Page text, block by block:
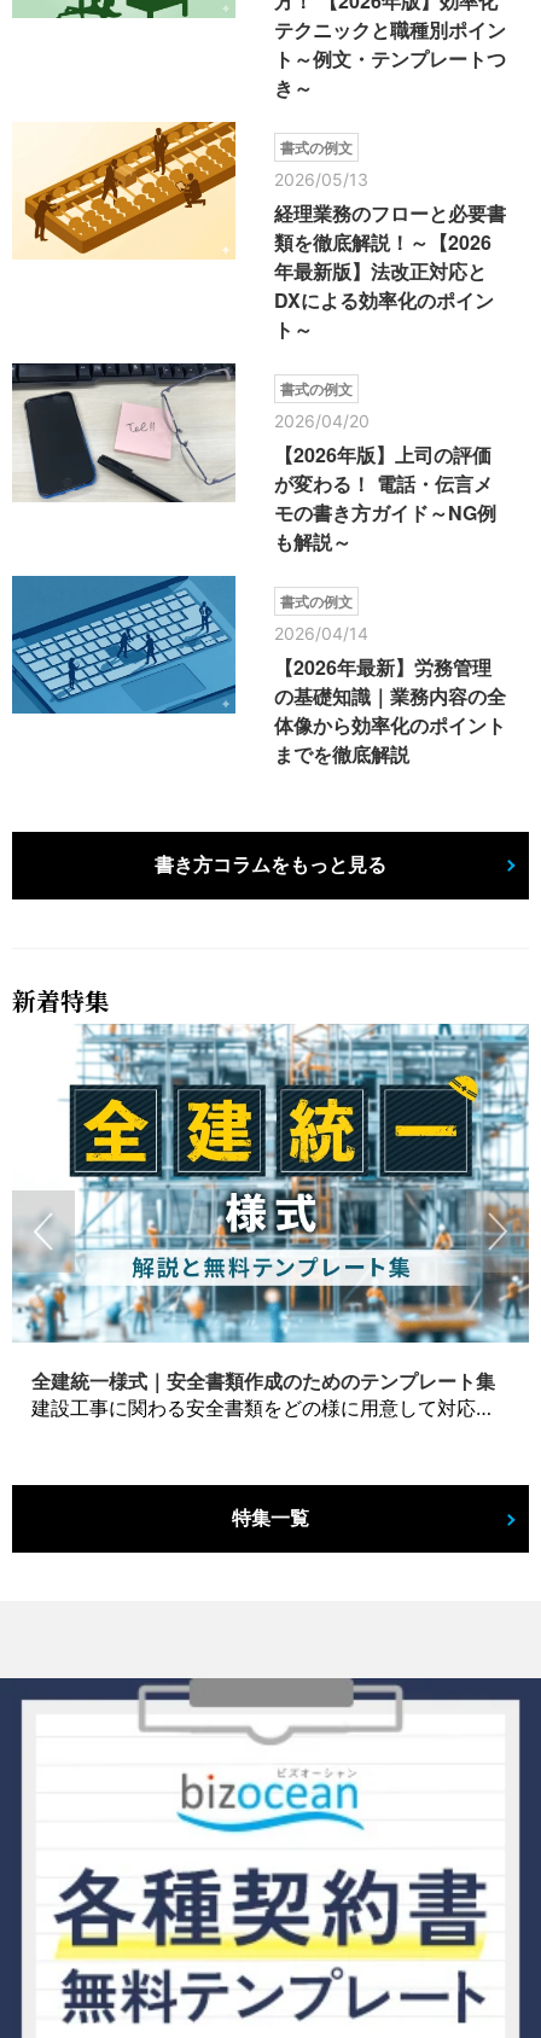
テクニックと職種別ポイン
ト～例文・テンプレートつ
き～
書式の例文
2026/05/13
経理業務のフローと必要書
類を徹底解説！～【2026
年最新版】法改正対応と
DXによる効率化のポイン
ト～
書式の例文
2026/04/20
【2026年版】上司の評価
が変わる！ 電話・伝言メ
モの書き方ガイド～NG例
も解説～
書式の例文
2026/04/14
【2026年最新】労務管理
の基礎知識｜業務内容の全
体像から効率化のポイント
までを徹底解説
書き方コラムをもっと見る
新着特集
全建統一様式｜安全書類作成のためのテンプレート集
建設工事に関わる安全書類をどの様に用意して対応するか？関連書式テンプレートから書き方の注意点などの役立つコラムをbizoceanがお届けします。
特集一覧